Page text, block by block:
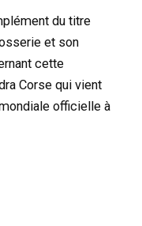
du titre
et son
cette
Corse qui vient
officielle à